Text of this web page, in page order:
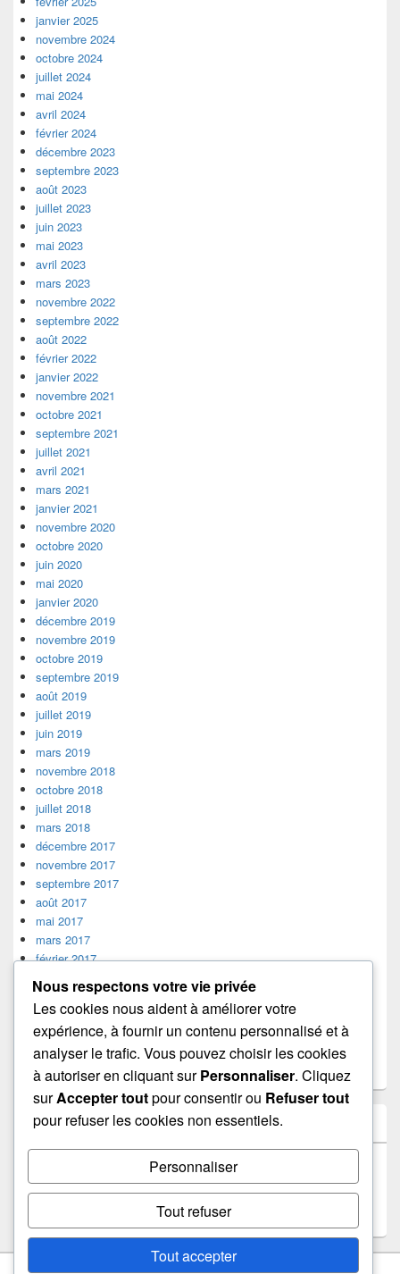
janvier 2025
novembre 2024
octobre 2024
juillet 2024
mai 2024
avril 2024
février 2024
décembre 2023
septembre 2023
août 2023
juillet 2023
juin 2023
mai 2023
avril 2023
mars 2023
novembre 2022
septembre 2022
août 2022
février 2022
janvier 2022
novembre 2021
octobre 2021
septembre 2021
juillet 2021
avril 2021
mars 2021
janvier 2021
novembre 2020
octobre 2020
juin 2020
mai 2020
janvier 2020
décembre 2019
novembre 2019
octobre 2019
septembre 2019
août 2019
juillet 2019
juin 2019
mars 2019
novembre 2018
octobre 2018
juillet 2018
mars 2018
décembre 2017
novembre 2017
septembre 2017
août 2017
mai 2017
mars 2017
février 2017
janvier 2017
décembre 2016
octobre 2016
juillet 2016
mars 2016
septembre 2015
MÉTA
Flux des publications
Nous respectons votre vie privée
Les cookies nous aident à améliorer votre
expérience, à fournir un contenu personnalisé et à
analyser le trafic. Vous pouvez choisir les cookies
à autoriser en cliquant surPersonnaliser. Cliquez
surAccepter toutpour consentir ou Refuser tout
pour refuser les cookies non essentiels.
Personnaliser
Tout refuser
Tout accepter